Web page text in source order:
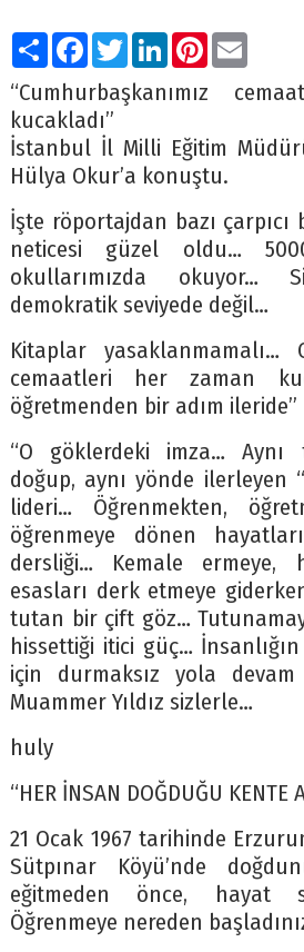
PaylaşFacebook
TwitterLinkedIn
Pinterest
Email
“Cumhurbaşkanımız
kucakladı”
İstanbul İl Milli Eğitim
Hülya Okur’a konuştu.
İşte röportajdan bazı çarpıcı
neticesi güzel oldu…
okullarımızda okuyor…
demokratik seviyede değil…
Kitaplar yasaklanmamalı…
cemaatleri her zaman
öğretmenden bir adım ileride”
“O göklerdeki imza…
doğup, aynı yönde ilerleyen
lideri… Öğrenmekten,
öğrenmeye dönen
dersliği… Kemale ermeye,
esasları derk etmeye
tutan bir çift göz…
hissettiği itici güç…
için durmaksız yola
Muammer Yıldız sizlerle…
huly
“HER İNSAN DOĞDUĞU KENTE
21 Ocak 1967 tarihinde
Sütpınar Köyü’nde
eğitmeden önce, hayat
Öğrenmeye nereden